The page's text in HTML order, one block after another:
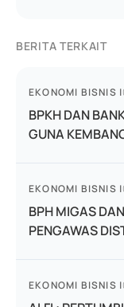
BERITA TERKAIT
EKONOMI BISNIS |
BPKH DAN
GUNA
EKONOMI BISNIS |
BPH MIGAS
PENGAWAS
EKONOMI BISNIS |